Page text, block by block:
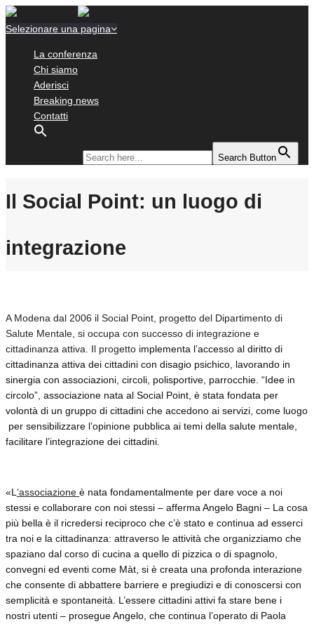
Selezionare una pagina
La conferenza
Chi siamo
Aderisci
Breaking news
Contatti
Search Button
Il Social Point: un luogo di
integrazione
A Modena dal 2006 il Social Point, progetto del Dipartimento di
Salute Mentale, si occupa con successo di integrazione e
cittadinanza attiva. Il progetto implementa l’accesso al diritto di
cittadinanza attiva dei cittadini con disagio psichico, lavorando in
sinergia con associazioni, circoli, polisportive, parrocchie. “Idee in
circolo”, associazione nata al Social Point, è stata fondata per
volontà di un gruppo di cittadini che accedono ai servizi, come luogo
per sensibilizzare l’opinione pubblica ai temi della salute mentale,
facilitare l’integrazione dei cittadini.
«L ‘associazione è nata fondamentalmente per dare voce a noi
stessi e collaborare con noi stessi – afferma Angelo Bagni – La cosa
più bella è il ricredersi reciproco che c’è stato e continua ad esserci
tra noi e la cittadinanza: attraverso le attività che organizziamo che
spaziano dal corso di cucina a quello di pizzica o di spagnolo,
convegni ed eventi come Màt, si è creata una profonda interazione
che consente di abbattere barriere e pregiudizi e di conoscersi con
semplicità e spontaneità. L’essere cittadini attivi fa stare bene i
nostri utenti – prosegue Angelo, che continua l’operato di Paola